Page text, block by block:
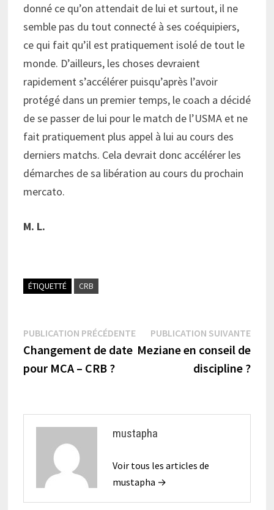
donné ce qu’on attendait de lui et surtout, il ne
semble pas du tout connecté à ses coéquipiers,
ce qui fait qu’il est pratiquement isolé de tout le
monde. D’ailleurs, les choses devraient
rapidement s’accélérer puisqu’après l’avoir
protégé dans un premier temps, le coach a décidé
de se passer de lui pour le match de l’USMA et ne
fait pratiquement plus appel à lui au cours des
derniers matchs. Cela devrait donc accélérer les
démarches de sa libération au cours du prochain
mercato.
M. L.
ÉTIQUETTÉ CRB
Navigation
de
l’article
PUBLICATION PRÉCÉDENTEPublication
précédente :
Changement de date
pour MCA – CRB ?
PUBLICATION SUIVANTE
Meziane en conseil de
discipline ?
mustapha
Voir tous les articles de
mustapha →